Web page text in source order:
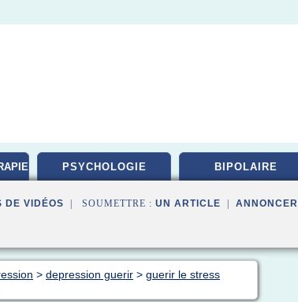
PSYCHOLOGIE BIPOLAIRE
DE VIDÉOS | SOUMETTRE : UN ARTICLE ANNONCER
> depression guerir > guerir le stress